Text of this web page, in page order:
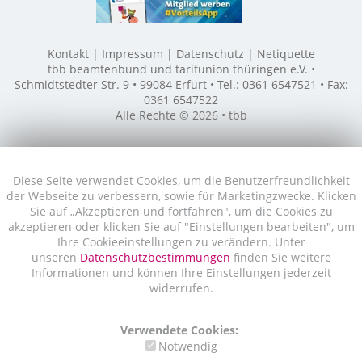
Diese Seite verwendet Cookies, um die Benutzerfreundlichkeit
der Webseite zu verbessern, sowie für Marketingzwecke. Klicken
Sie auf „Akzeptieren und fortfahren", um die Cookies zu
akzeptieren oder klicken Sie auf "Einstellungen bearbeiten", um
Ihre Cookieeinstellungen zu verändern. Unter
unseren Datenschutzbestimmungen finden Sie weitere
Informationen und können Ihre Einstellungen jederzeit
widerrufen.
Verwendete Cookies:
Notwendig
Kontakt Impressum Datenschutz
Netiquette
tbb beamtenbund und tarifunion thüringen e.V. •
Schmidtstedter Str. 9 • 99084 Erfurt • Tel.: 0361 6547521 • Fax:
0361 6547522
Alle Rechte © 2026 • tbb